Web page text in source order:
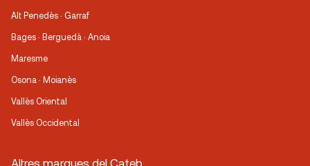
Alt Penedès · Garraf
Bages · Berguedà · Anoia
Maresme
Osona · Moianès
Vallès Oriental
Vallès Occidental
Altres marques del Cateb